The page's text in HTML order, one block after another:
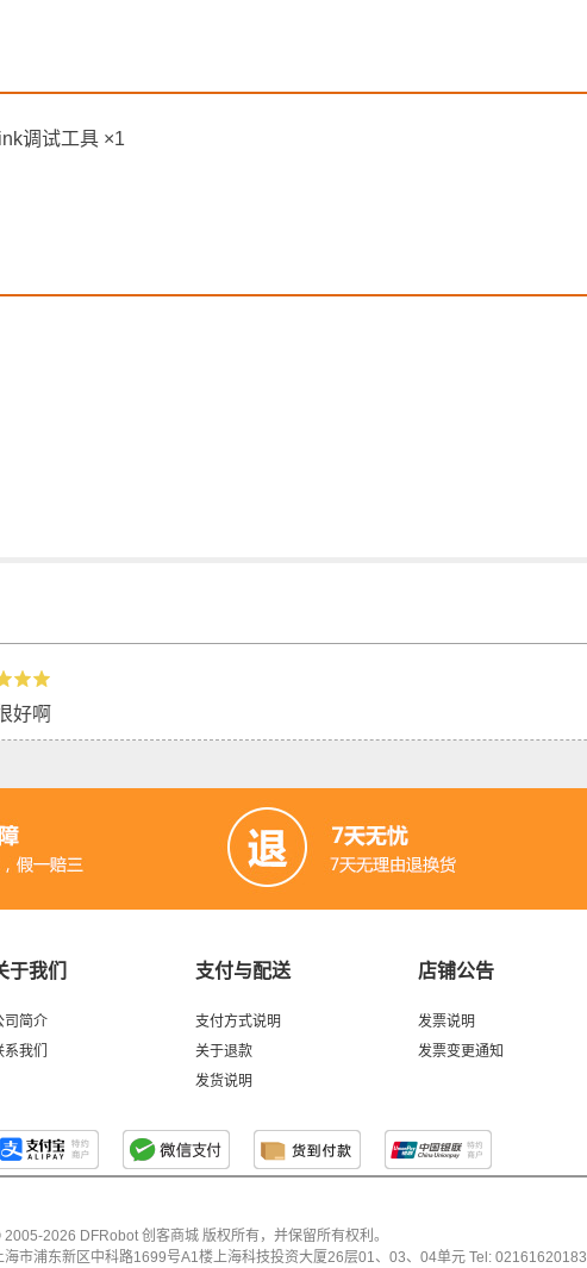
调试工具 ×1
好啊
于我们
司简介
系我们
支付与配送
支付方式说明
关于退款
发货说明
店铺公告
发票说明
发票变更通知
2026 DFRobot 创客商城 版权所有，并保留所有权利。
海市浦东新区中科路1699号A1楼上海科技投资大厦26层01、03、04单元 Tel: 02161620183